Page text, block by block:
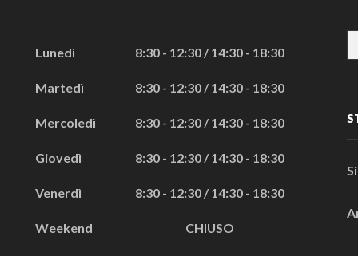
Lunedì 8:30 - 12:30 / 14:30 - 18:30
Martedì 8:30 - 12:30 / 14:30 - 18:30
Mercoledì 8:30 - 12:30 / 14:30 - 18:30
Giovedì 8:30 - 12:30 / 14:30 - 18:30
Venerdì 8:30 - 12:30 / 14:30 - 18:30
Weekend CHIUSO